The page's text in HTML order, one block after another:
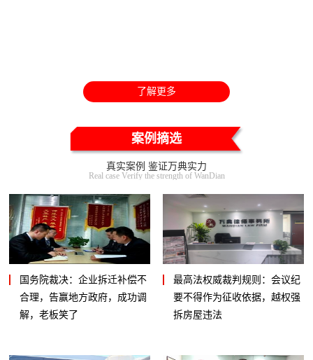
了解更多
案例摘选
真实案例 鉴证万典实力
Real case Verify the strength of WanDian
国务院裁决：企业拆迁补偿不
合理，告赢地方政府，成功调
解，老板笑了
最高法权威裁判规则：会议纪
要不得作为征收依据，越权强
拆房屋违法